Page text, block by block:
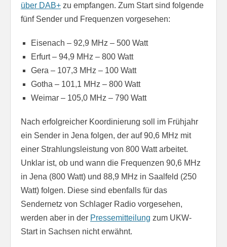
über DAB+ zu empfangen. Zum Start sind folgende
fünf Sender und Frequenzen vorgesehen:
Eisenach – 92,9 MHz – 500 Watt
Erfurt – 94,9 MHz – 800 Watt
Gera – 107,3 MHz – 100 Watt
Gotha – 101,1 MHz – 800 Watt
Weimar – 105,0 MHz – 790 Watt
Nach erfolgreicher Koordinierung soll im Frühjahr
ein Sender in Jena folgen, der auf 90,6 MHz mit
einer Strahlungsleistung von 800 Watt arbeitet.
Unklar ist, ob und wann die Frequenzen 90,6 MHz
in Jena (800 Watt) und 88,9 MHz in Saalfeld (250
Watt) folgen. Diese sind ebenfalls für das
Sendernetz von Schlager Radio vorgesehen,
werden aber in der Pressemitteilung zum UKW-
Start in Sachsen nicht erwähnt.